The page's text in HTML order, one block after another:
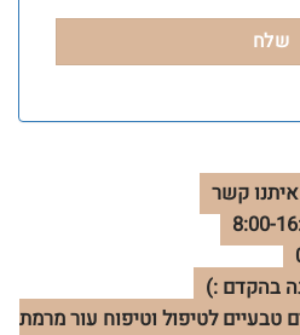
קשר
בהקדם :)
טבעיים לטיפול וטיפוח עור מרמת